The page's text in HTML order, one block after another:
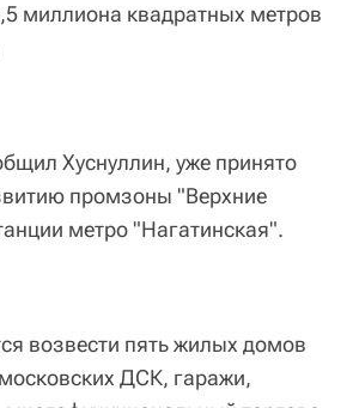
миллиона квадратных метров
Хуснуллин, уже принято
промзоны "Верхние
метро "Нагатинская".
возвести пять жилых домов
ДСК, гаражи,